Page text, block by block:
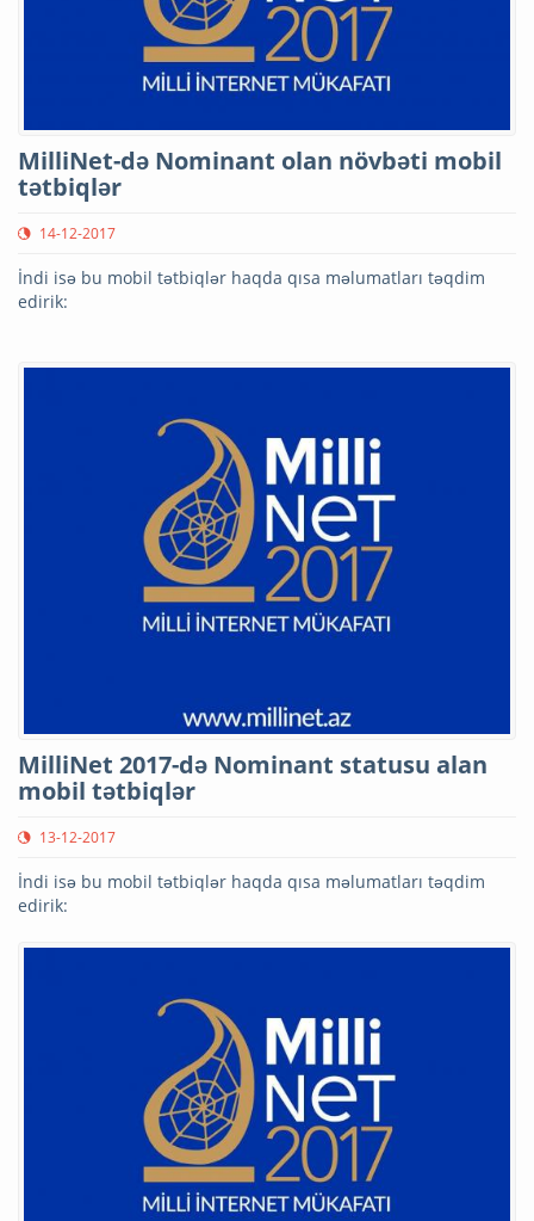
MilliNet-də Nominant olan növbəti mobil
tətbiqlər
14-12-2017
İndi isə bu mobil tətbiqlər haqda qısa məlumatları təqdim
edirik:
MilliNet 2017-də Nominant statusu alan
mobil tətbiqlər
13-12-2017
İndi isə bu mobil tətbiqlər haqda qısa məlumatları təqdim
edirik: